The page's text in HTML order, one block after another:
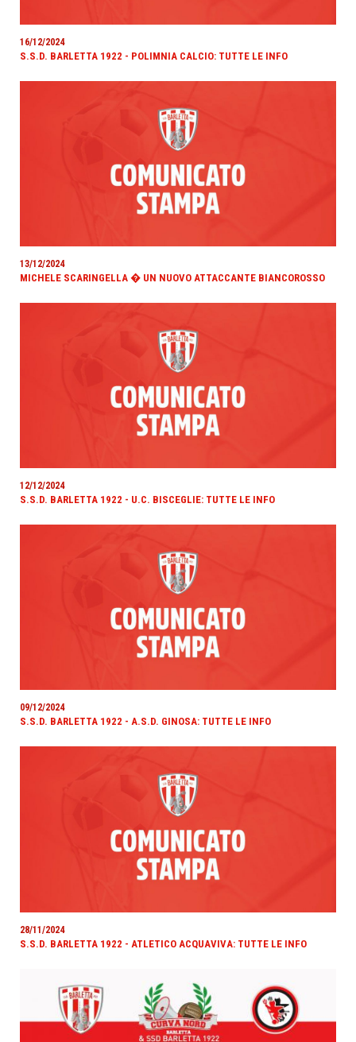
16/12/2024
S.S.D. BARLETTA 1922 - POLIMNIA CALCIO: TUTTE LE INFO
13/12/2024
MICHELE SCARINGELLA � UN NUOVO ATTACCANTE BIANCOROSSO
12/12/2024
S.S.D. BARLETTA 1922 - U.C. BISCEGLIE: TUTTE LE INFO
09/12/2024
S.S.D. BARLETTA 1922 - A.S.D. GINOSA: TUTTE LE INFO
28/11/2024
S.S.D. BARLETTA 1922 - ATLETICO ACQUAVIVA: TUTTE LE INFO